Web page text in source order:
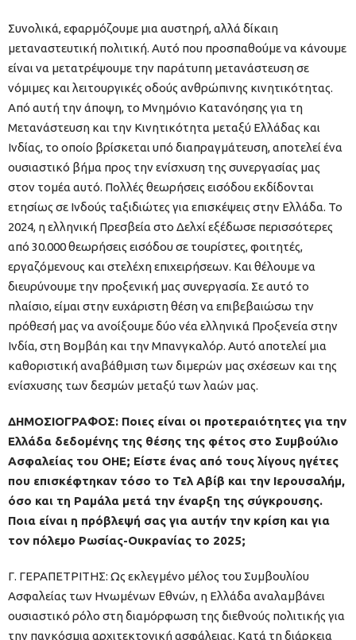
Συνολικά, εφαρμόζουμε μια αυστηρή, αλλά δίκαιη
μεταναστευτική πολιτική. Αυτό που προσπαθούμε να κάνουμε
είναι να μετατρέψουμε την παράτυπη μετανάστευση σε
νόμιμες και λειτουργικές οδούς ανθρώπινης κινητικότητας.
Από αυτή την άποψη, το Μνημόνιο Κατανόησης για τη
Μετανάστευση και την Κινητικότητα μεταξύ Ελλάδας και
Ινδίας, το οποίο βρίσκεται υπό διαπραγμάτευση, αποτελεί ένα
ουσιαστικό βήμα προς την ενίσχυση της συνεργασίας μας
στον τομέα αυτό. Πολλές θεωρήσεις εισόδου εκδίδονται
ετησίως σε Ινδούς ταξιδιώτες για επισκέψεις στην Ελλάδα. Το
2024, η ελληνική Πρεσβεία στο Δελχί εξέδωσε περισσότερες
από 30.000 θεωρήσεις εισόδου σε τουρίστες, φοιτητές,
εργαζόμενους και στελέχη επιχειρήσεων. Και θέλουμε να
διευρύνουμε την προξενική μας συνεργασία. Σε αυτό το
πλαίσιο, είμαι στην ευχάριστη θέση να επιβεβαιώσω την
πρόθεσή μας να ανοίξουμε δύο νέα ελληνικά Προξενεία στην
Ινδία, στη Βομβάη και την Μπανγκαλόρ. Αυτό αποτελεί μια
καθοριστική αναβάθμιση των διμερών μας σχέσεων και της
ενίσχυσης των δεσμών μεταξύ των λαών μας.
ΔΗΜΟΣΙΟΓΡΑΦΟΣ: Ποιες είναι οι προτεραιότητες για την
Ελλάδα δεδομένης της θέσης της φέτος στο Συμβούλιο
Ασφαλείας του ΟΗΕ; Είστε ένας από τους λίγους ηγέτες
που επισκέφτηκαν τόσο το Τελ Αβίβ και την Ιερουσαλήμ,
όσο και τη Ραμάλα μετά την έναρξη της σύγκρουσης.
Ποια είναι η πρόβλεψή σας για αυτήν την κρίση και για
τον πόλεμο Ρωσίας-Ουκρανίας το 2025;
Γ. ΓΕΡΑΠΕΤΡΙΤΗΣ: Ως εκλεγμένο μέλος του Συμβουλίου
Ασφαλείας των Ηνωμένων Εθνών, η Ελλάδα αναλαμβάνει
ουσιαστικό ρόλο στη διαμόρφωση της διεθνούς πολιτικής για
την παγκόσμια αρχιτεκτονική ασφάλειας. Κατά τη διάρκεια